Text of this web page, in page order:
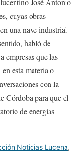
José Antonio
cuyas obras
una nave industrial
habló de
empresas que las
esta materia o
con la
Córdoba para que el
de energías
Noticias Lucena,